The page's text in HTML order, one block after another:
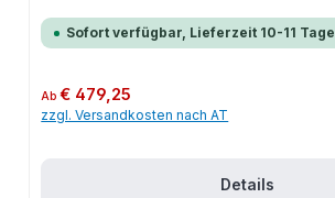
Sofort verfügbar, Lieferzeit 10-11 Tage
Regulärer Preis:
Ab€ 479,25
zzgl. Versandkosten nach AT
Details